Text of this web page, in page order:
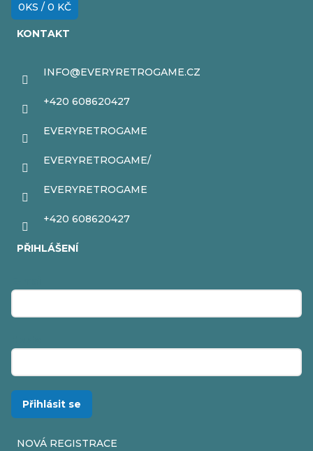
0KS / 0 KČ
KONTAKT
INFO@EVERYRETROGAME.CZ
+420 608620427
EVERYRETROGAME
EVERYRETROGAME/
EVERYRETROGAME
+420 608620427
PŘIHLÁŠENÍ
Přihlásit se
NOVÁ REGISTRACE